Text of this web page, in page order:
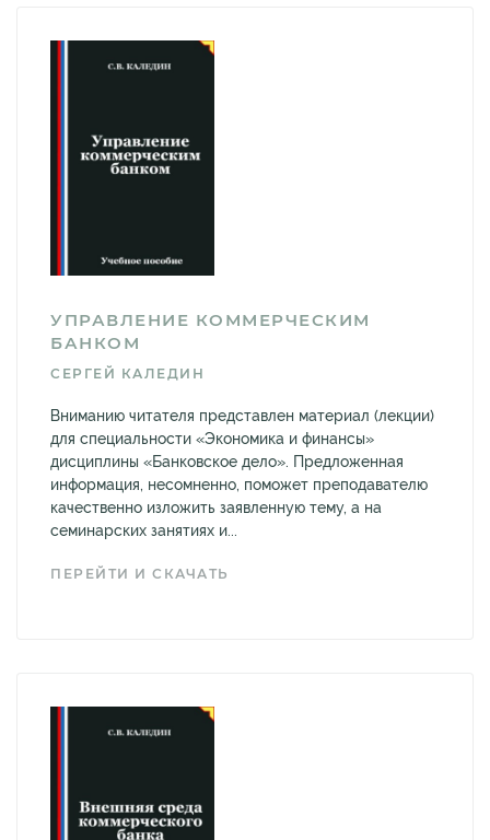
УПРАВЛЕНИЕ КОММЕРЧЕСКИМ
БАНКОМ
СЕРГЕЙ КАЛЕДИН
Вниманию читателя представлен материал (лекции)
для специальности «Экономика и финансы»
дисциплины «Банковское дело». Предложенная
информация, несомненно, поможет преподавателю
качественно изложить заявленную тему, а на
семинарских занятиях и...
ПЕРЕЙТИ И СКАЧАТЬ